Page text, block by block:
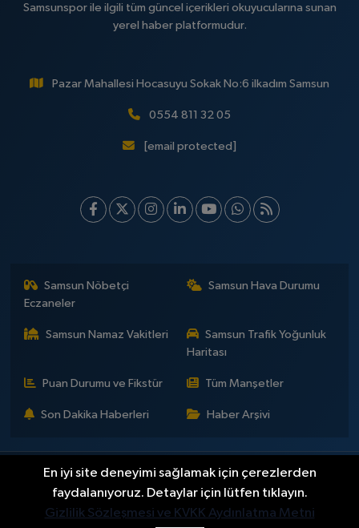
Samsunspor ile ilgili tüm güncel içerikleri okuyucularına sunan
yerel haber platformudur.
Pazar Mahallesi Hocasuyu Sokak No:6 ilkadım Samsun
0554 811 32 05
[email protected]
Samsun Nöbetçi
Eczaneler
Samsun Hava Durumu
Samsun Namaz Vakitleri
Samsun Trafik Yoğunluk
Haritası
Puan Durumu ve Fikstür Tüm Manşetler
Son Dakika Haberleri Haber Arşivi
İLETİŞİM KÜNYE
Gizlilik Sözleşmesi
Yayın Politikaları ve Kullanım Şartları
Yayın İlkeleri
Hakkımızda
Okan Çakır kimdir?
BİLİM DÜNYA EĞİTİM EKONOMİ
GENEL
En iyi site deneyimi sağlamak için çerezlerden
faydalanıyoruz. Detaylar için lütfen tıklayın.
Gizlilik Sözleşmesi ve KVKK Aydınlatma Metni